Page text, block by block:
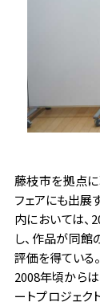
藤枝市を拠点
フェアにも出展
内においては
し、作品が同館
評価を得ている。
2008年頃から
ートプロジェク